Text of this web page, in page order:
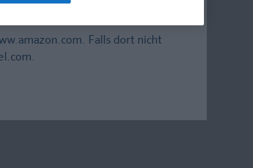
. Falls dort nicht
.